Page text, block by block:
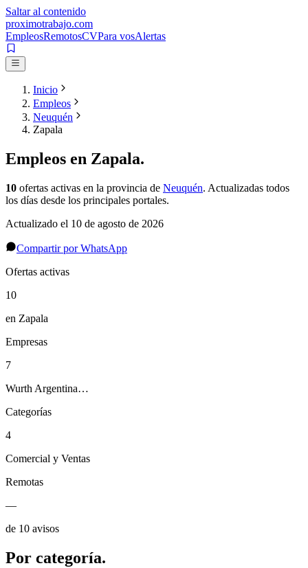
Saltar al contenido
proximotrabajo.com
EmpleosRemotosCVPara vosAlertas
Inicio
Empleos
Neuquén
Zapala
Empleos en Zapala.
10 ofertas activas en la provincia de Neuquén. Actualizadas todos
los días desde los principales portales.
Actualizado el 10 de agosto de 2026
Compartir por WhatsApp
Ofertas activas
10
en Zapala
Empresas
7
Wurth Argentina…
Categorías
4
Comercial y Ventas
Remotas
—
de 10 avisos
Por categoría.